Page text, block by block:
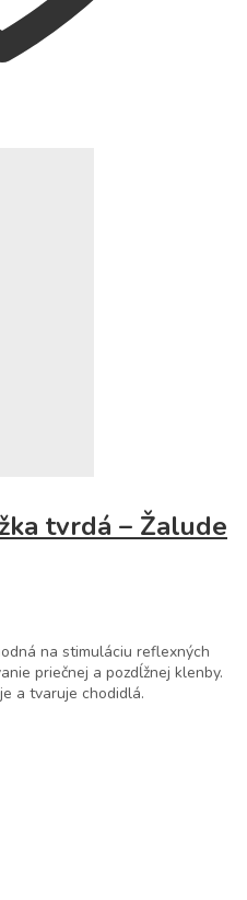
tvrdá – Žalude
na stimuláciu reflexných
priečnej a pozdĺžnej klenby.
a tvaruje chodidlá.